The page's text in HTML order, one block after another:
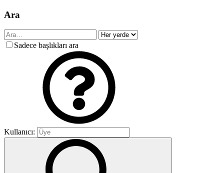
Ara
Sadece başlıkları ara
Kullanıcı: